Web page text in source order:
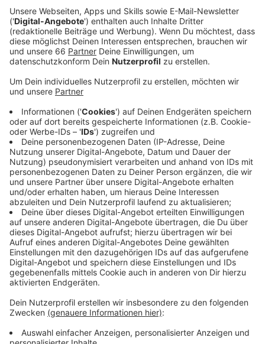
Veröffentlicht:Dienstag, 22.07.2025 13:48
Anzeige
Testspiel in Velbert
Anzeige
Ab 19 Uhr ist die Fortuna in Velbert zu Gast. Am
Sonntag wird dann im Hofgarten die offizielle
Saisoneröffnung gefeiert, es wird unter anderem eine
Autogrammstunde mit allen Profis geben.
Anzeige
Fortuna startet gegen Bielefeld in die Saison
Anzeige
Das erste Ligaspiel ist am 2. August, die Fortuna muss
Samstagsabends beim Aufsteiger Bielefeld antreten.